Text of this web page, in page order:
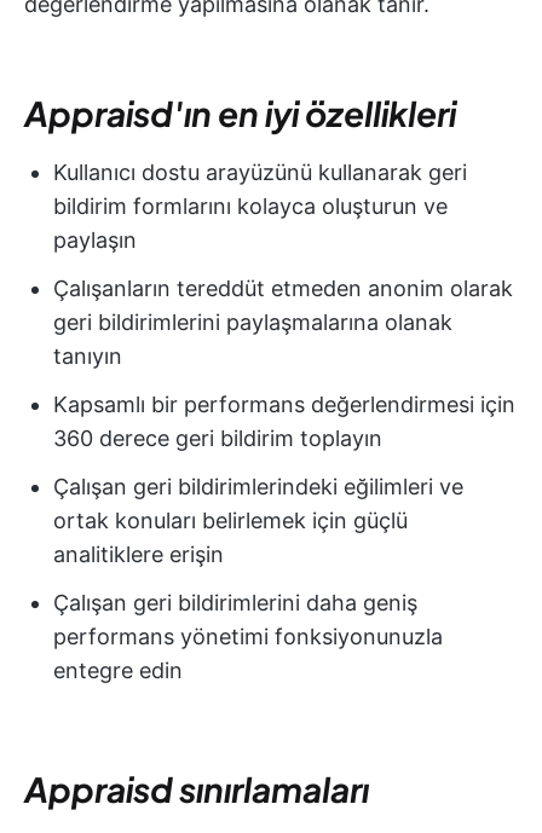
Appraisd'ın en iyi özellikleri
Kullanıcı dostu arayüzünü kullanarak geri
bildirim formlarını kolayca oluşturun ve
paylaşın
Çalışanların tereddüt etmeden anonim olarak
geri bildirimlerini paylaşmalarına olanak
tanıyın
Kapsamlı bir performans değerlendirmesi için
360 derece geri bildirim toplayın
Çalışan geri bildirimlerindeki eğilimleri ve
ortak konuları belirlemek için güçlü
analitiklere erişin
Çalışan geri bildirimlerini daha geniş
performans yönetimi fonksiyonunuzla
entegre edin
Appraisd sınırlamaları